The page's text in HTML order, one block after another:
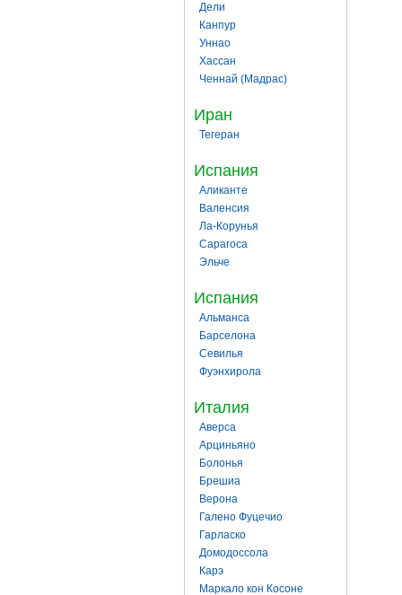
Дели
Канпур
Уннао
Хассан
Ченнай (Мадрас)
Иран
Тегеран
Испания
Аликанте
Валенсия
Ла-Корунья
Сарагоса
Эльче
Испания
Альманса
Барселона
Севилья
Фуэнхирола
Италия
Аверса
Арциньяно
Болонья
Брешиа
Верона
Галено Фуцечио
Гарласко
Домодоссола
Карэ
Маркало кон Косоне